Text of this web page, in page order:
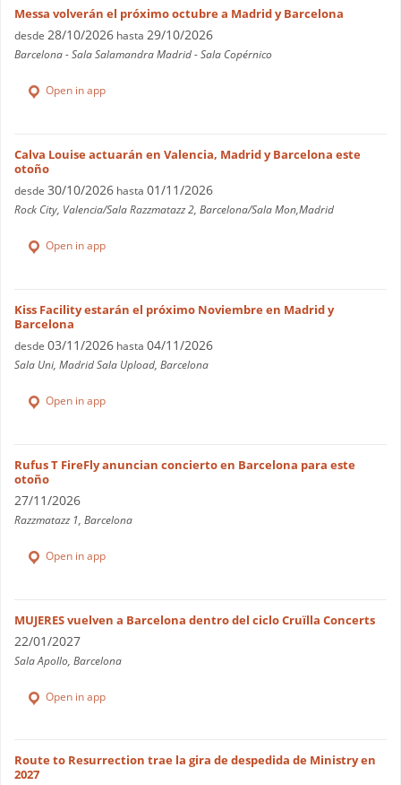
Messa volverán el próximo octubre a Madrid y Barcelona
desde 28/10/2026 hasta 29/10/2026
Barcelona - Sala Salamandra Madrid - Sala Copérnico
Open in app
Calva Louise actuarán en Valencia, Madrid y Barcelona este
otoño
desde 30/10/2026 hasta 01/11/2026
Rock City, Valencia/Sala Razzmatazz 2, Barcelona/Sala Mon,Madrid
Open in app
Kiss Facility estarán el próximo Noviembre en Madrid y
Barcelona
desde 03/11/2026 hasta 04/11/2026
Sala Uni, Madrid Sala Upload, Barcelona
Open in app
Rufus T FireFly anuncian concierto en Barcelona para este
otoño
27/11/2026
Razzmatazz 1, Barcelona
Open in app
MUJERES vuelven a Barcelona dentro del ciclo Cruïlla Concerts
22/01/2027
Sala Apollo, Barcelona
Open in app
Route to Resurrection trae la gira de despedida de Ministry en
2027